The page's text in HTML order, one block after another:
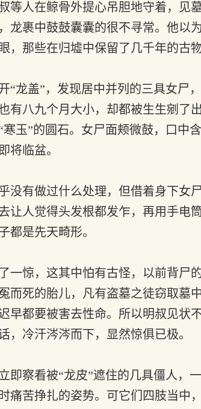
等人在鲸骨外提心吊胆地守着，见
龙裹中鼓鼓囊囊的很不寻常。他以
，那些在归墟中保留了几千年的古
“龙盖”，发现居中并列的三具女尸
有八九个月大小，却都被生生剜了
寒玉”的圆石。女尸面颊微鼓，口中
将临盆。
没有做过什么处理，但借着身下女
让人觉得头发根都发乍，再用手电
都是先天畸形。
一惊，这其中怕有古怪，以前背尸
而死的胎儿，凡有盗墓之徒窃取墓
早都要被害去性命。所以明叔见状
，冷汗涔涔而下，显然惊俱已极。
即察看被“龙皮”遮住的几具僵人，
痛苦挣扎的姿势。可它们四肢当中